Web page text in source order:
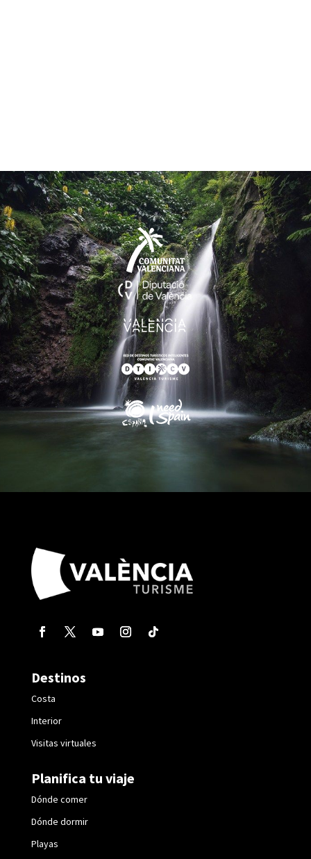
Destinos
Costa
Interior
Visitas virtuales
Planifica tu viaje
Dónde comer
Dónde dormir
Playas